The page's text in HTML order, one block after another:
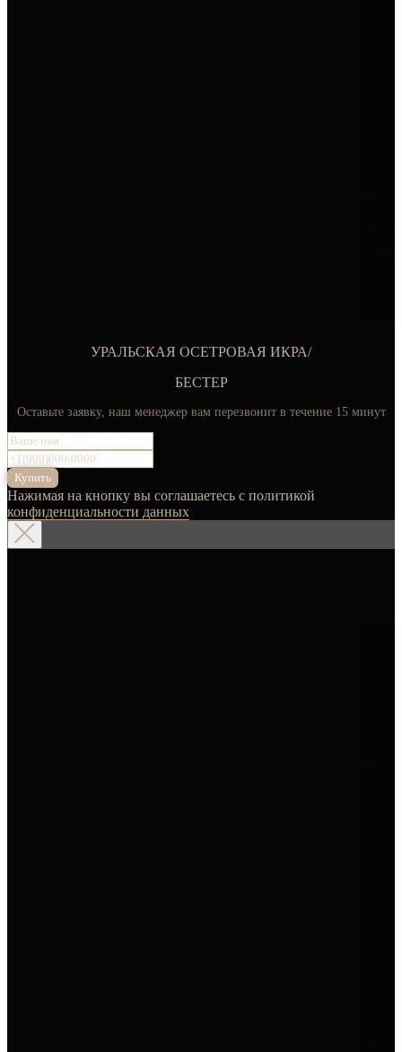
УРАЛЬСКАЯ ОСЕТРОВАЯ ИКРА/
БЕСТЕР
Оставьте заявку, наш менеджер вам перезвонит в течение 15 минут
Купить
Нажимая на кнопку вы соглашаетесь с политикой
конфиденциальности данных